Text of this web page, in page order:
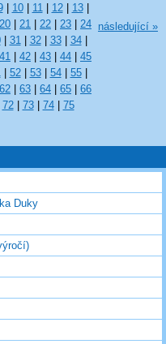
10 11 12 13
20 21 22 23
24
31 32 33 34
41 42 43 44
45
52 53 54 55
62 63 64 65
66
72 73 74 75
následující »
Duky